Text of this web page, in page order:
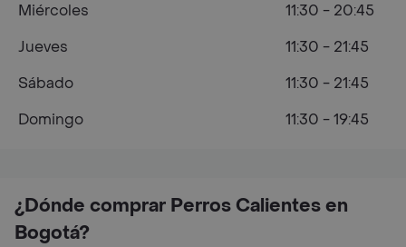
¿Dónde comprar Perros Calientes en
Bogotá?
Miércoles
11:30 - 20:45
Jueves
11:30 - 21:45
Sábado
11:30 - 21:45
Domingo
11:30 - 19:45